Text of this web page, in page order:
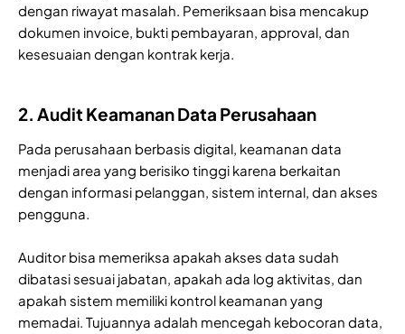
dengan riwayat masalah. Pemeriksaan bisa mencakup
dokumen invoice, bukti pembayaran, approval, dan
kesesuaian dengan kontrak kerja.
2. Audit Keamanan Data Perusahaan
Pada perusahaan berbasis digital, keamanan data
menjadi area yang berisiko tinggi karena berkaitan
dengan informasi pelanggan, sistem internal, dan akses
pengguna.
Auditor bisa memeriksa apakah akses data sudah
dibatasi sesuai jabatan, apakah ada log aktivitas, dan
apakah sistem memiliki kontrol keamanan yang
memadai. Tujuannya adalah mencegah kebocoran data,